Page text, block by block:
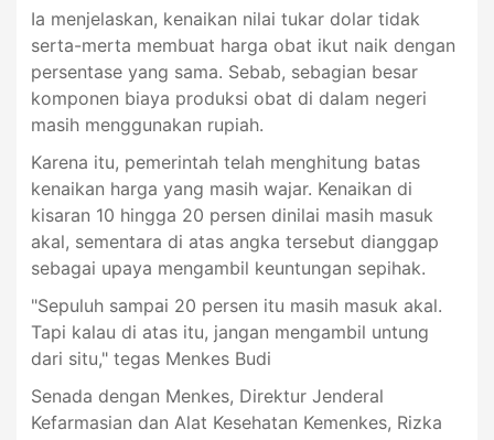
Ia menjelaskan, kenaikan nilai tukar dolar tidak
serta-merta membuat harga obat ikut naik dengan
persentase yang sama. Sebab, sebagian besar
komponen biaya produksi obat di dalam negeri
masih menggunakan rupiah.
Karena itu, pemerintah telah menghitung batas
kenaikan harga yang masih wajar. Kenaikan di
kisaran 10 hingga 20 persen dinilai masih masuk
akal, sementara di atas angka tersebut dianggap
sebagai upaya mengambil keuntungan sepihak.
"Sepuluh sampai 20 persen itu masih masuk akal.
Tapi kalau di atas itu, jangan mengambil untung
dari situ," tegas Menkes Budi
Senada dengan Menkes, Direktur Jenderal
Kefarmasian dan Alat Kesehatan Kemenkes, Rizka